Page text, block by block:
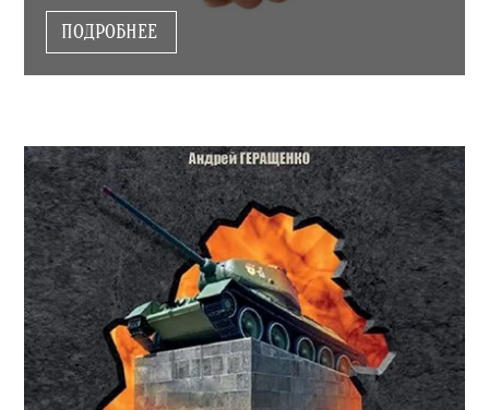
ПОДРОБНЕЕ